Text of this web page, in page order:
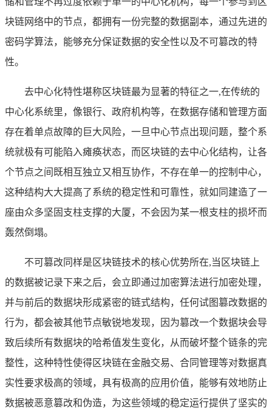
块链网络中的节点，都拥有一份完整的数据副本，通过先进的
密码学算法，能够充分保证数据的安全性以及不可篡改的特
性。
去中心化特性堪称区块链最为显著的特征之一,在传统的
中心化系统里，像银行、政府机构等，在数据存储和管理方面
存在着单点故障的巨大风险，一旦中心节点出现问题，整个系
统就极有可能陷入瘫痪状态，而区块链的去中心化结构，让各
个节点之间既相互独立又相互协作，不存在单一的控制中心，
这种结构大大提高了系统的稳定性和可靠性，就如同建造了一
座由众多坚固支柱支撑的大厦，不会因为某一根支柱的损坏而
轰然倒塌。
不可篡改同样是区块链技术的核心优势所在,当区块链上
的数据被记录下来之后，会立即通过加密算法进行加密处理，
并与前后的数据块形成紧密的链式结构，任何试图篡改数据的
行为，都会被其他节点敏锐地发现，因为篡改一个数据块会导
致后续所有数据块的哈希值发生变化，从而破坏整个链条的完
整性，这种特性使得区块链在金融交易、合同管理等对数据真
实性要求极高的领域，具有极高的应用价值，能够有效地防止
数据被恶意篡改和伪造，为这些领域的稳定运行提供了坚实的